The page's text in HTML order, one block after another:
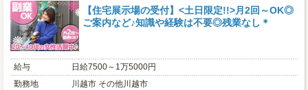
【住宅展示場の受付】<土日限定!!>月2回～OK◎
ご案内など♪知識や経験は不要◎残業なし＊
給与
日給7500～1万5000円
勤務地
川越市 その他川越市